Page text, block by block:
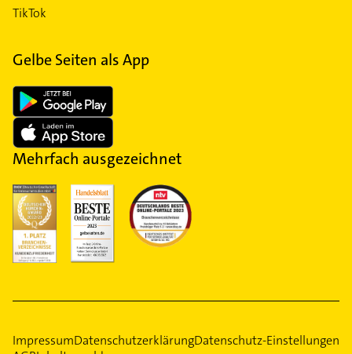
TikTok
Gelbe Seiten als App
Mehrfach ausgezeichnet
ImpressumDatenschutzerklärungDatenschutz-Einstellungen